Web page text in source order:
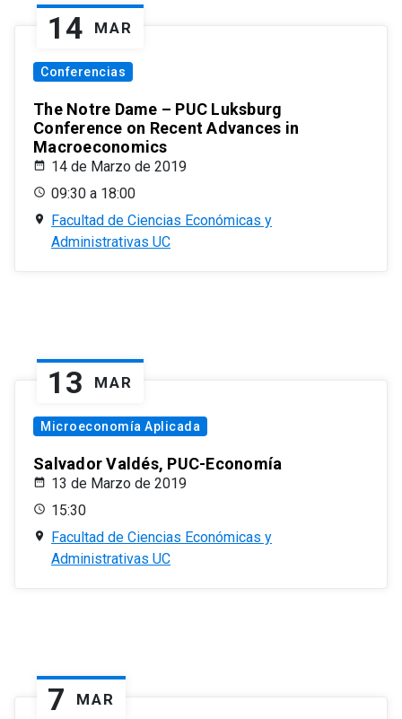
14 MAR
Conferencias
The Notre Dame – PUC Luksburg
Conference on Recent Advances in
Macroeconomics
14 de Marzo de 2019
09:30 a 18:00
Facultad de Ciencias Económicas y
Administrativas UC
13 MAR
Microeconomía Aplicada
Salvador Valdés, PUC-Economía
13 de Marzo de 2019
15:30
Facultad de Ciencias Económicas y
Administrativas UC
7 MAR